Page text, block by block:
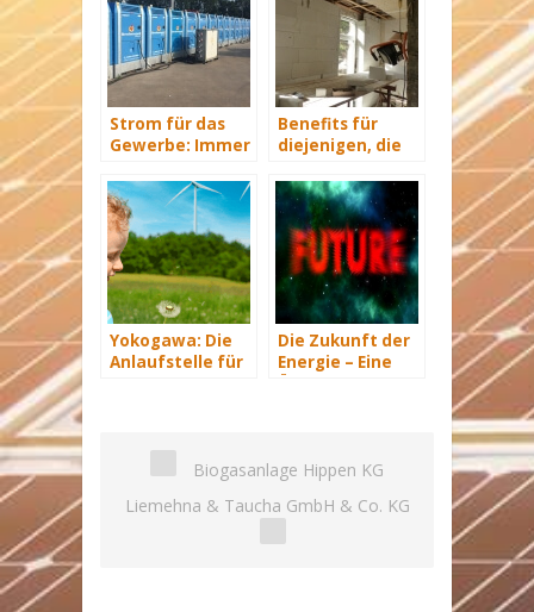
Strom für das
Gewerbe: Immer
versorgt
Benefits für
diejenigen, die
sanieren
Yokogawa: Die
Anlaufstelle für
Energiemanagement
Die Zukunft der
Energie – Eine
Biogasanlage Hippen KG
Liemehna & Taucha GmbH & Co. KG